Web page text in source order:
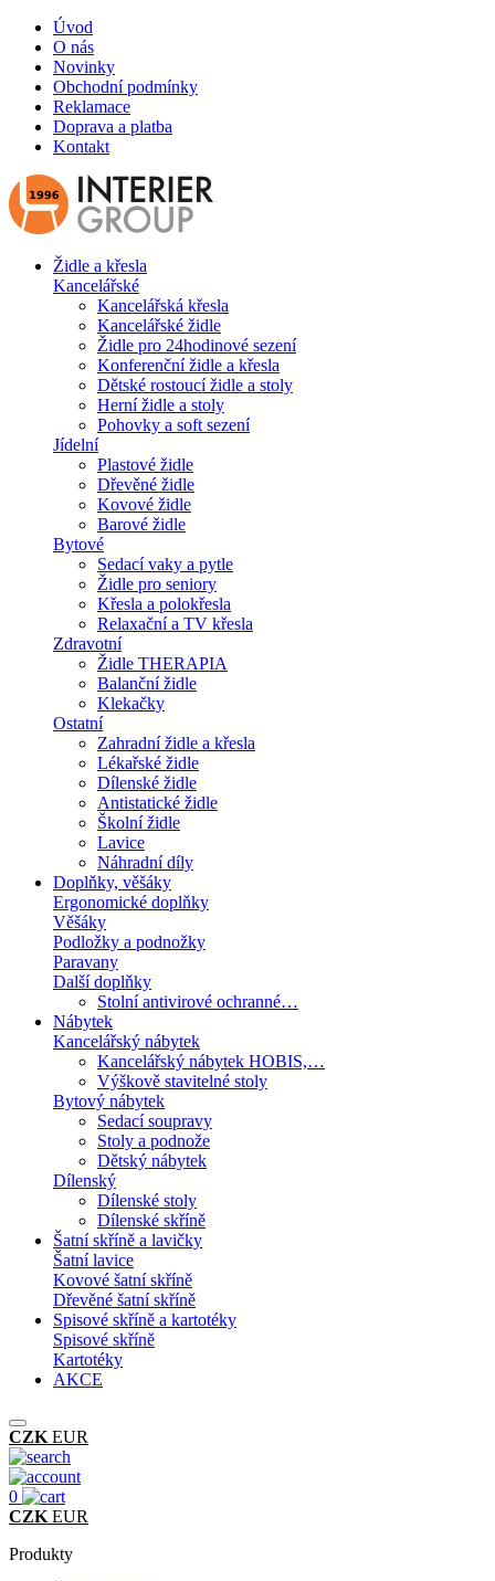
Úvod
O nás
Novinky
Obchodní podmínky
Reklamace
Doprava a platba
Kontakt
Židle a křesla
Kancelářské
Kancelářská křesla
Kancelářské židle
Židle pro 24hodinové sezení
Konferenční židle a křesla
Dětské rostoucí židle a stoly
Herní židle a stoly
Pohovky a soft sezení
Jídelní
Plastové židle
Dřevěné židle
Kovové židle
Barové židle
Bytové
Sedací vaky a pytle
Židle pro seniory
Křesla a polokřesla
Relaxační a TV křesla
Zdravotní
Židle THERAPIA
Balanční židle
Klekačky
Ostatní
Zahradní židle a křesla
Lékařské židle
Dílenské židle
Antistatické židle
Školní židle
Lavice
Náhradní díly
Doplňky, věšáky
Ergonomické doplňky
Věšáky
Podložky a podnožky
Paravany
Další doplňky
Stolní antivirové ochranné…
Nábytek
Kancelářský nábytek
Kancelářský nábytek HOBIS,…
Výškově stavitelné stoly
Bytový nábytek
Sedací soupravy
Stoly a podnože
Dětský nábytek
Dílenský
Dílenské stoly
Dílenské skříně
Šatní skříně a lavičky
Šatní lavice
Kovové šatní skříně
Dřevěné šatní skříně
Spisové skříně a kartotéky
Spisové skříně
Kartotéky
AKCE
CZK EUR
0
CZK EUR
Produkty